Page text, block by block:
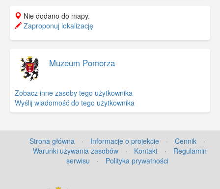
Nie dodano do mapy.
Zaproponuj lokalizację
Muzeum Pomorza
Zobacz inne zasoby tego użytkownika
Wyślij wiadomość do tego użytkownika
Strona główna · Informacje o projekcie · Cennik
·
Warunki używania zasobów
· Kontakt ·
Regulamin
serwisu
· Polityka prywatności